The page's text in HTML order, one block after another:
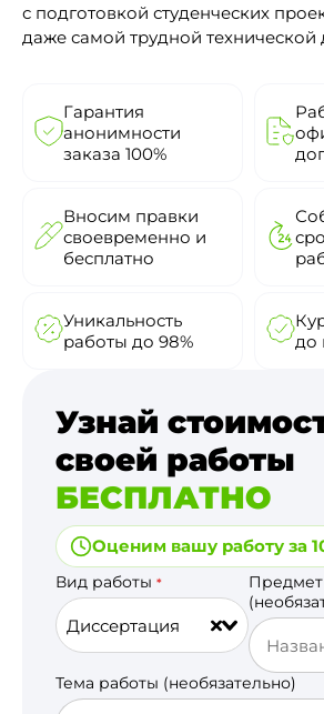
с подготовкой студенческих
даже самой трудной технической
Гарантия
анонимности
заказа 100%
Вносим правки
своевременно и
бесплатно
Уникальность
работы до 98%
до
Узнай
своей работы
БЕСПЛАТНО
Оценим вашу работу за
Вид работы *
Диссертация
Предмет
Тема работы (необязательно)